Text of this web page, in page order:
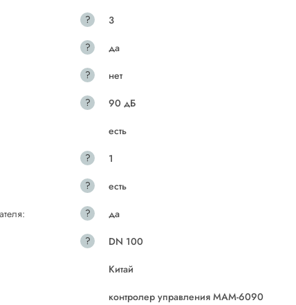
?
3
?
да
?
нет
?
90 дБ
есть
?
1
?
есть
?
да
?
DN 100
Китай
контролер управления MAM-6090